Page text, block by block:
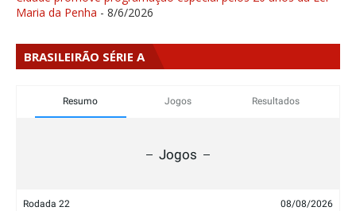
Maria da Penha - 8/6/2026
BRASILEIRÃO SÉRIE A
Resumo Jogos Resultados
Jogos
Rodada 22 08/08/2026